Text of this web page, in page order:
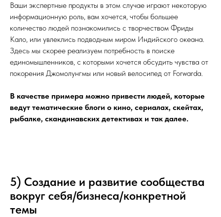
Ваши экспертные продукты в этом случае играют некоторую
информационную роль, вам хочется, чтобы большее
количество людей познакомились с творчеством Фриды
Кало, или увлеклись подводным миром Индийского океана.
Здесь мы скорее реализуем потребность в поиске
единомышленников, с которыми хочется обсудить чувства от
покорения Джомолунгмы или новый велосипед от Forwarda.
В качестве примера можно привести людей, которые
ведут тематические блоги о кино, сериалах, скейтах,
рыбалке, скандинавских детективах и так далее.
5) Создание и развитие сообщества
вокруг себя/бизнеса/конкретной
темы